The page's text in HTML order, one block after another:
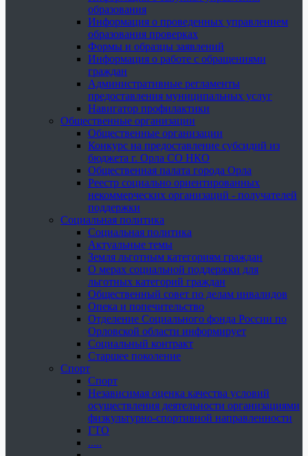
образования
Информация о проведенных управлением
образования проверках
Формы и образцы заявлений
Информация о работе с обращениями
граждан
Административные регламенты
предоставления муниципальных услуг
Навигатор профилактики
Общественные организации
Общественные организации
Конкурс на предоставление субсидий из
бюджета г. Орла СО НКО
Общественная палата города Орла
Реестр социально ориентированных
некоммерческих организаций - получателей
поддержки
Социальная политика
Социальная политика
Актуальные темы
Земля льготным категориям граждан
О мерах социальной поддержки для
льготных категорий граждан
Общественный совет по делам инвалидов
Опека и попечительство
Отделение Социального фонда России по
Орловской области информирует
Социальный контракт
Старшее поколение
Спорт
Спорт
Независимая оценка качества условий
осуществления деятельности организациями
физкультурно-спортивной направленности
ГТО
.....